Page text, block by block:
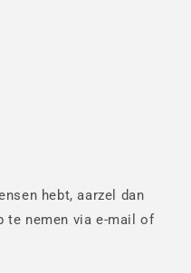
hebt, aarzel dan
te nemen via e-mail of